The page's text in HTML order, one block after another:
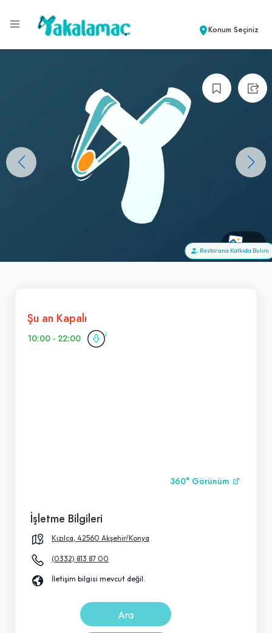
Konum Seçiniz
+0
Restorana Katkıda Bulun
Şu an Kapalı
10:00 - 22:00
360° Görünüm
İşletme Bilgileri
Kızılca, 42560 Akşehir/Konya
(0332) 813 87 00
İletişim bilgisi mevcut değil.
Ara